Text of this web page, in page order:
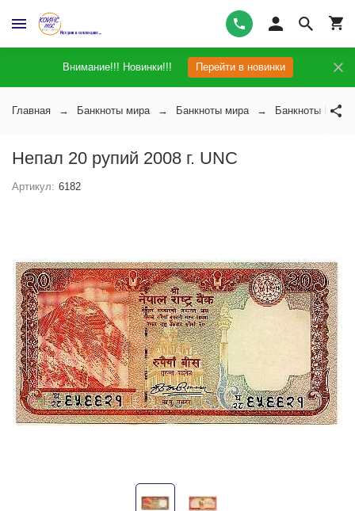
Внимание!!! Новинки!!! Перейти в новинки
Главная Банкноты мира Банкноты мира Банкноты
Непал 20 рупий 2008 г. UNC
Артикул: 6182